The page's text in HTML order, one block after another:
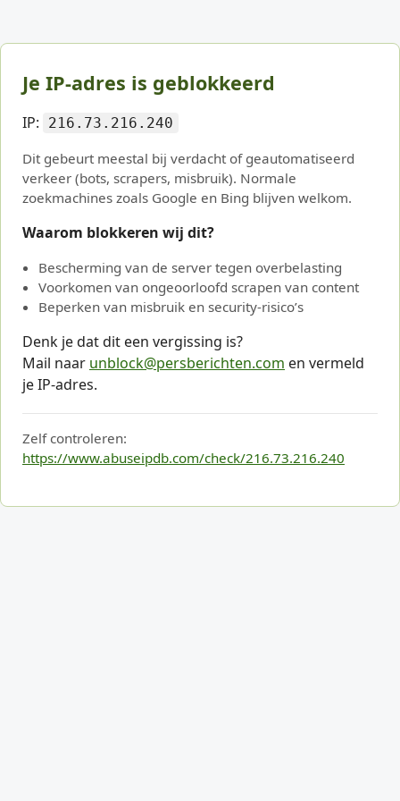
Je IP-adres is geblokkeerd
IP: 216.73.216.240
Dit gebeurt meestal bij verdacht of geautomatiseerd
verkeer (bots, scrapers, misbruik). Normale
zoekmachines zoals Google en Bing blijven welkom.
Waarom blokkeren wij dit?
Bescherming van de server tegen overbelasting
Voorkomen van ongeoorloofd scrapen van content
Beperken van misbruik en security-risico’s
Denk je dat dit een vergissing is?
Mail naar unblock@persberichten.com en vermeld
je IP-adres.
Zelf controleren:
https://www.abuseipdb.com/check/216.73.216.240